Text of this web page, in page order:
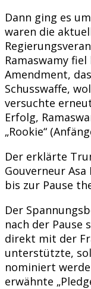
Dann ging es
waren die
Ramaswamy
Amendment,
Schusswaffe,
versuchte
Erfolg,
„Rookie“
Der erklärte
Gouverneur
bis zur Pause
Der
nach der
direkt mit der
unterstützte,
nominiert
erwähnte